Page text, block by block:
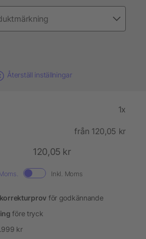
Återställ inställningar
1x
från 120,05 kr
120,05 kr
Inkl. Moms
för godkännande
före tryck
kr